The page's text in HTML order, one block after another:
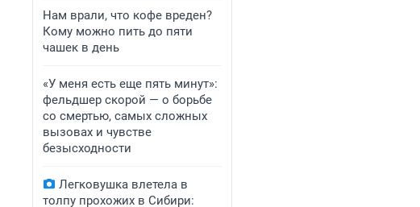
Нам врали, что кофе вреден?
Кому можно пить до пяти
чашек в день
«У меня есть еще пять минут»:
фельдшер скорой — о борьбе
со смертью, самых сложных
вызовах и чувстве
безысходности
Легковушка влетела в
толпу прохожих в Сибири: